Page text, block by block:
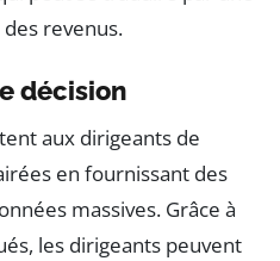
revenus.
décision
aux dirigeants de
en fournissant des
massives. Grâce à
les dirigeants peuvent